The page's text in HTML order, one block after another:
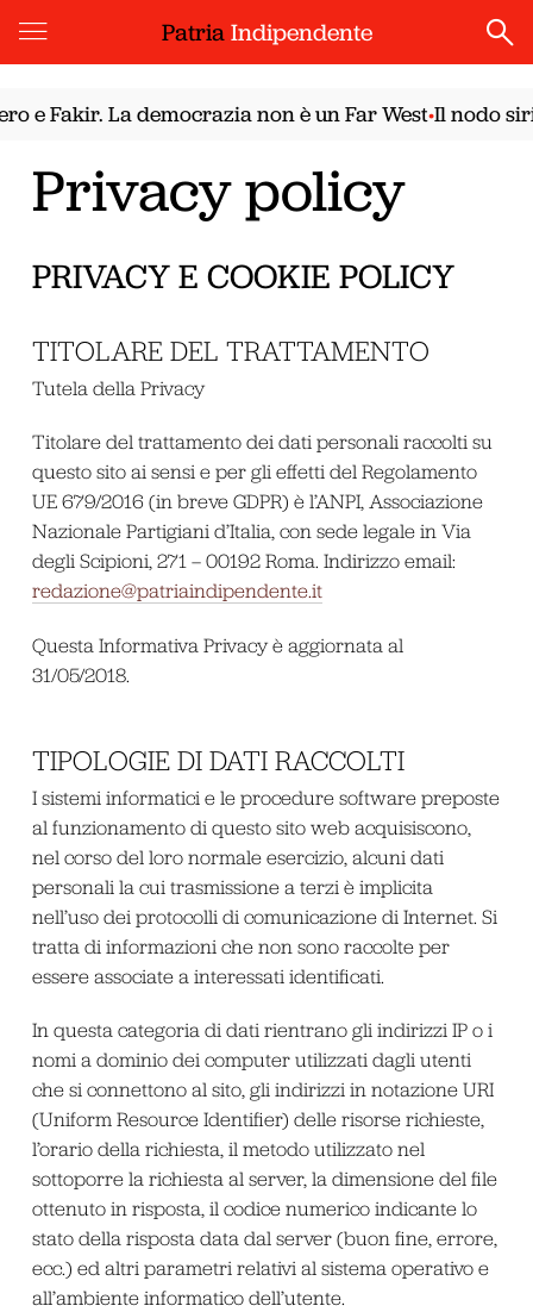
PatriaIndipendente
e Fakir. La democrazia non è un Far West•Il nodo
Privacy policy
PRIVACY E COOKIE POLICY
TITOLARE DEL TRATTAMENTO
Tutela della Privacy
Titolare del trattamento dei dati personali raccolti su
questo sito ai sensi e per gli effetti del Regolamento
UE 679/2016 (in breve GDPR) è l’ANPI, Associazione
Nazionale Partigiani d’Italia, con sede legale in Via
degli Scipioni, 271 – 00192 Roma. Indirizzo email:
redazione@patriaindipendente.it
Questa Informativa Privacy è aggiornata al
31/05/2018.
TIPOLOGIE DI DATI RACCOLTI
I sistemi informatici e le procedure software preposte
al funzionamento di questo sito web acquisiscono,
nel corso del loro normale esercizio, alcuni dati
personali la cui trasmissione a terzi è implicita
nell’uso dei protocolli di comunicazione di Internet. Si
tratta di informazioni che non sono raccolte per
essere associate a interessati identificati.
In questa categoria di dati rientrano gli indirizzi IP o i
nomi a dominio dei computer utilizzati dagli utenti
che si connettono al sito, gli indirizzi in notazione URI
(Uniform Resource Identifier) delle risorse richieste,
l’orario della richiesta, il metodo utilizzato nel
sottoporre la richiesta al server, la dimensione del file
ottenuto in risposta, il codice numerico indicante lo
stato della risposta data dal server (buon fine, errore,
ecc.) ed altri parametri relativi al sistema operativo e
all’ambiente informatico dell’utente.